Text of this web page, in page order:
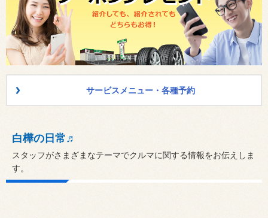
サービスメニュー・各種予約
白樺の日常♬
スタッフがさまざまなテーマでクルマに関する情報をお伝えしま
す。